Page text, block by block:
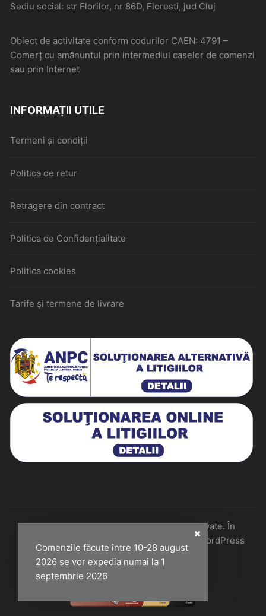
Comenzile făcute între 10-28 august
2026 se vor expedia numai la 1
septembrie 2026
Sediu social: str Florilor, nr 86D, Floresti, jud Cluj
Obiect de activitate conform codurilor CAEN: 4791 –
Comerţ cu amănuntul prin intermediul caselor de comenzi
sau prin Internet
INFORMAȚII UTILE
Termeni și condiții
Politica de retur
Retragere din contract
Politica de Confidențialitate
Politica cookies
Tarife și termene de livrare
Historiarum 2026 - Toate drepturile rezervate. În
colaborare cu Perfect Pixel & Mentenanță WordPress